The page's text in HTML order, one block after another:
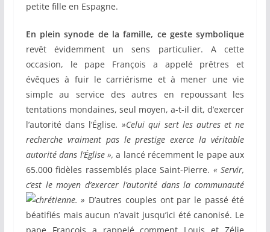
petite fille en Espagne.
En plein synode de la famille, ce geste symbolique
revêt évidemment un sens particulier. A cette
occasion, le pape François a appelé prêtres et
évêques à fuir le carriérisme et à mener une vie
simple au service des autres en repoussant les
tentations mondaines, seul moyen, a-t-il dit, d’exercer
l’autorité dans l’Église. »Celui qui sert les autres et ne
recherche vraiment pas le prestige exerce la véritable
autorité dans l’Église », a lancé récemment le pape aux
65.000 fidèles rassemblés place Saint-Pierre. « Servir,
c’est le moyen d’exercer l’autorité dans la communauté
chrétienne. » D’autres couples ont par le passé été
béatifiés mais aucun n’avait jusqu’ici été canonisé. Le